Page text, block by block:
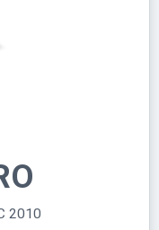
2010